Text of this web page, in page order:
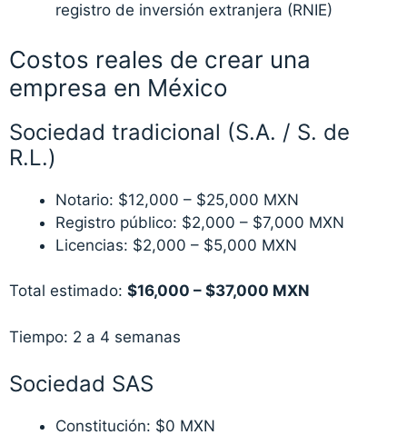
registro de inversión extranjera (RNIE)
Costos reales de crear una
empresa en México
Sociedad tradicional (S.A. / S. de
R.L.)
Notario: $12,000 – $25,000 MXN
Registro público: $2,000 – $7,000 MXN
Licencias: $2,000 – $5,000 MXN
Total estimado:$16,000 – $37,000 MXN
Tiempo: 2 a 4 semanas
Sociedad SAS
Constitución: $0 MXN